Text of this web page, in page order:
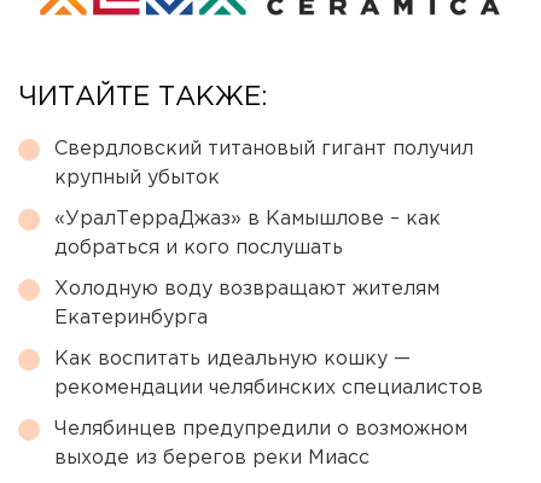
ЧИТАЙТЕ ТАКЖЕ:
Свердловский титановый гигант получил
крупный убыток
«УралТерраДжаз» в Камышлове – как
добраться и кого послушать
Холодную воду возвращают жителям
Екатеринбурга
Как воспитать идеальную кошку —
рекомендации челябинских специалистов
Челябинцев предупредили о возможном
выходе из берегов реки Миасс